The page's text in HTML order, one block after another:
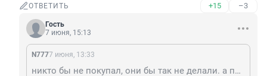
ОТВЕТИТЬ +15 –3
Гость
7 июня, 15:13
N7777 июня, 13:33
никто бы не покупал, они бы так не делали. а пока покупают - они и будут втридорога цены драть